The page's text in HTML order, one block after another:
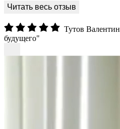
Тутов Валентин
будущего"